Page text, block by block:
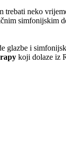
neko
simfonijskim
glazbe i
koji dolaze iz